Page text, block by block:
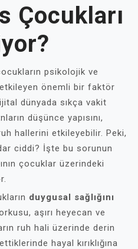
Çocukları
psikolojik ve
önemli bir faktör
dünyada sıkça vakit
düşünce yapısını,
hallerini etkileyebilir. Peki,
ciddi? İşte bu sorunun
çocuklar üzerindeki
duygusal sağlığını
aşırı heyecan ve
ruh hali üzerinde derin
hayal kırıklığına